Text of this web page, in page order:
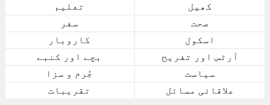
کھیل
تعلیم
صحت
سفر
اسکول
کاروبار
آرٹس اور تفریح
بچے اور کنبے
سیاست
جُرم و سزا
علاقائی مسائل
تقریبات